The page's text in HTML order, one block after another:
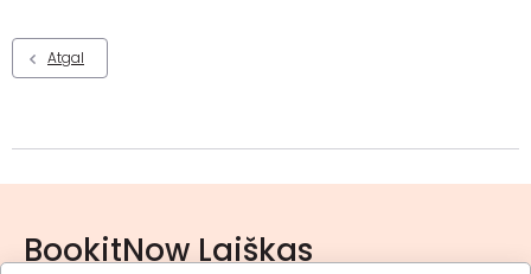
Atgal
BookitNow Laiškas